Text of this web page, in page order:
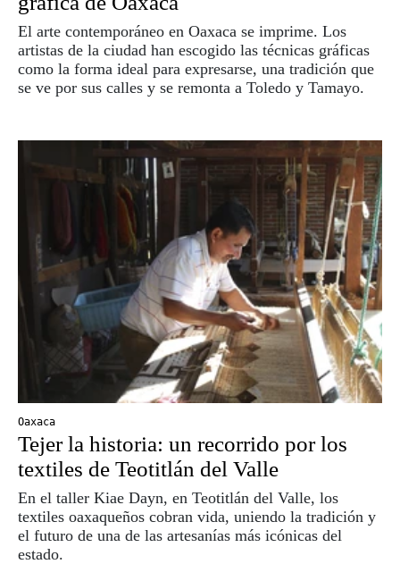
El arte contemporáneo en Oaxaca se imprime. Los
artistas de la ciudad han escogido las técnicas gráficas
como la forma ideal para expresarse, una tradición que
se ve por sus calles y se remonta a Toledo y Tamayo.
Oaxaca
Tejer la historia: un recorrido por los
textiles de Teotitlán del Valle
En el taller Kiae Dayn, en Teotitlán del Valle, los
textiles oaxaqueños cobran vida, uniendo la tradición y
el futuro de una de las artesanías más icónicas del
estado.